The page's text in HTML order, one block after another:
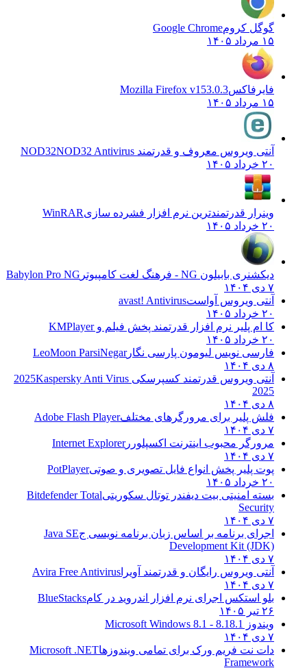
گوگل کرومGoogle Chrome
۱۵ مرداد ۱۴۰۵
فایرفاکسMozilla Firefox v153.0.3
۱۵ مرداد ۱۴۰۵
آنتی ویروس معروف و قدرتمند NOD32 NOD32 Antivirus
۲۰ خرداد ۱۴۰۵
وینرار قدرتمندترین نرم افزار فشرده سازیWinRAR
۲۰ خرداد ۱۴۰۵
دیکشنری بابیلون NG - فرهنگ لغت کامپیوتر
Babylon Pro NG
۷ دی ۱۴۰۴
آنتی ویروس آواستavast! Antivirus
۲۰ خرداد ۱۴۰۵
کا ام پلیر نرم افزار قدرتمند پخش فیلم وKMPlayer
۲۰ خرداد ۱۴۰۵
فارسی نویس لیومون پارسی نگارLeoMoon ParsiNegar
۸ دی ۱۴۰۴
آنتی ویروس قدرتمند کسپرسکی 2025 Kaspersky Anti Virus
2025
۸ دی ۱۴۰۴
فلش پلیر برای مرورگرهای مختلفAdobe Flash Player
۷ دی ۱۴۰۴
مرورگر محبوب اینترنت اکسپلوررInternet Explorer
۷ دی ۱۴۰۴
پوت پلیر پخش انواع فایل تصویری و صوتیPotPlayer
۲۰ خرداد ۱۴۰۵
بسته امنیتی بیت دیفندر توتال سکوریتیBitdefender Total
Security
۷ دی ۱۴۰۴
اجرای برنامه بر اساس زبان برنامه نویسی جJava SE
Development Kit (JDK)
۷ دی ۱۴۰۴
آنتی ویروس رایگان و قدرتمند آویرا Avira Free Antivirus
۷ دی ۱۴۰۴
بلو استکس اجرای نرم افزار اندروید در کامBlueStacks
۲۶ تیر ۱۴۰۵
ویندوز 8.1
8.1 - Microsoft Windows 8.1
۷ دی ۱۴۰۴
دات نت فریم ورک برای تمامی ویندوزهاMicrosoft .NET
Framework